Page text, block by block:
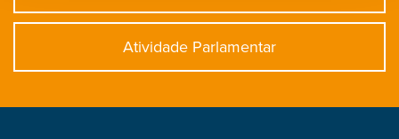
Atividade Parlamentar